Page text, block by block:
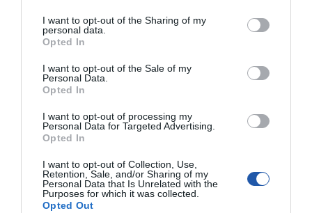
I want to opt-out of the Sharing of my
personal data.
Opted In
I want to opt-out of the Sale of my
Personal Data.
Opted In
I want to opt-out of processing my
Personal Data for Targeted Advertising.
Opted In
I want to opt-out of Collection, Use,
Retention, Sale, and/or Sharing of my
Personal Data that Is Unrelated with the
Purposes for which it was collected.
Opted Out
SPECYFIKACJA
Symbol
producenta
CC-USB2-AMLM-2M-W
Nazwa produktu
(Ipad,Iphone5/6/7/8/X) 2m biał
Producent GEMBIRD
Klasa produktu